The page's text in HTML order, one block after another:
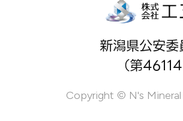
新潟県公安
（第
Copyright © N's Mineral